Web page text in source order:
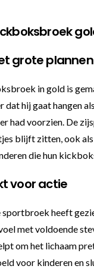
grote plannen
in gold is
dat hij gaat hangen
had voorzien. De
blijft zitten, ook
die hun
voor actie
sportbroek heeft
met voldoende
om het lichaam
voor kinderen en